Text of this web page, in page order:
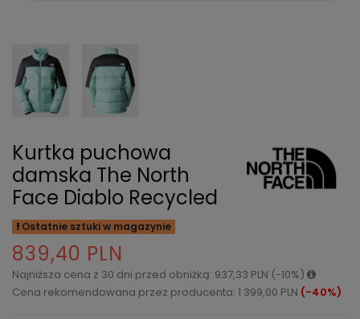
Kurtka puchowa
damska The North
Face Diablo Recycled
Ostatnie sztuki w magazynie
839,40 PLN
Najniższa cena z 30 dni przed obniżką: 937,33 PLN (-10%)
Cena rekomendowana przez producenta: 1 399,00 PLN (-40%)